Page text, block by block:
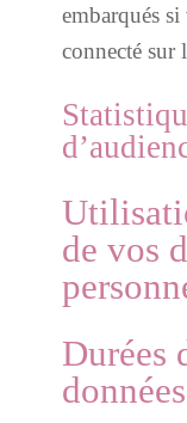
embarqués
connecté sur
de vos
Durées
données